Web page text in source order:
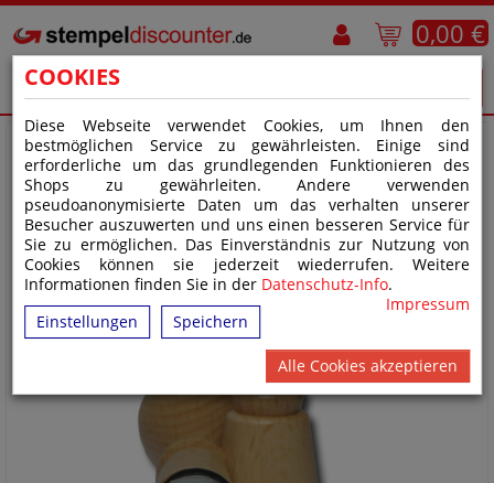
COOKIES
Diese Webseite verwendet Cookies, um Ihnen den
bestmöglichen Service zu gewährleisten. Einige sind
erforderliche um das grundlegenden Funktionieren des
Shops zu gewährleiten. Andere verwenden
pseudoanonymisierte Daten um das verhalten unserer
Besucher auszuwerten und uns einen besseren Service für
Sie zu ermöglichen. Das Einverständnis zur Nutzung von
Cookies können sie jederzeit wiederrufen. Weitere
Informationen finden Sie in der Datenschutz-Info.
Impressum
Einstellungen
Speichern
Alle Cookies akzeptieren
0,00 €